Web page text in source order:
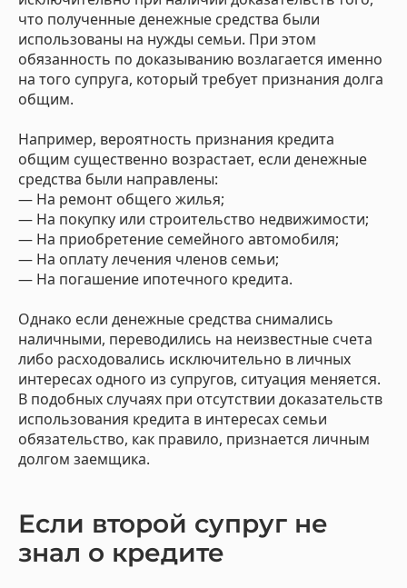
что полученные денежные средства были
использованы на нужды семьи. При этом
обязанность по доказыванию возлагается именно
на того супруга, который требует признания долга
общим.
Например, вероятность признания кредита
общим существенно возрастает, если денежные
средства были направлены:
— На ремонт общего жилья;
— На покупку или строительство недвижимости;
— На приобретение семейного автомобиля;
— На оплату лечения членов семьи;
— На погашение ипотечного кредита.
Однако если денежные средства снимались
наличными, переводились на неизвестные счета
либо расходовались исключительно в личных
интересах одного из супругов, ситуация меняется.
В подобных случаях при отсутствии доказательств
использования кредита в интересах семьи
обязательство, как правило, признается личным
долгом заемщика.
Если второй супруг не
знал о кредите